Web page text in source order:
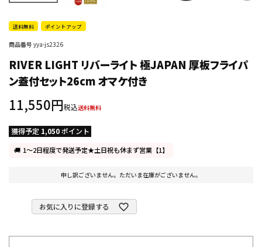
送料無料 ポイントアップ
商品番号 yya-js2326
RIVER LIGHT リバーライト 極JAPAN 厚板フライパ
ン蓋付セット26cm オマケ付き
11,550 税込送料無料
獲得予定 1,050 ポイント
1～2日程度で発送予定★土日祝も休まず営業【1】
申し訳ございません。ただいま在庫がございません。
お気に入りに登録する